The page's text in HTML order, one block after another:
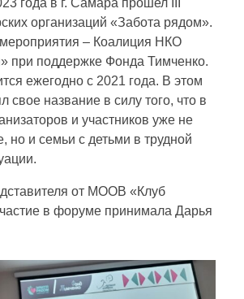
организаций «Забота рядом».
– Коалиция НКО
при поддержке Фонда Тимченко.
ежегодно с 2021 года. В этом
свое название в силу того, что в
и участников уже не
но и семьи с детьми в трудной
от МООВ «Клуб
в форуме принимала Дарья